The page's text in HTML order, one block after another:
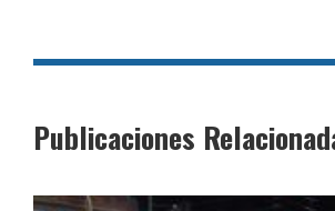
Publicaciones